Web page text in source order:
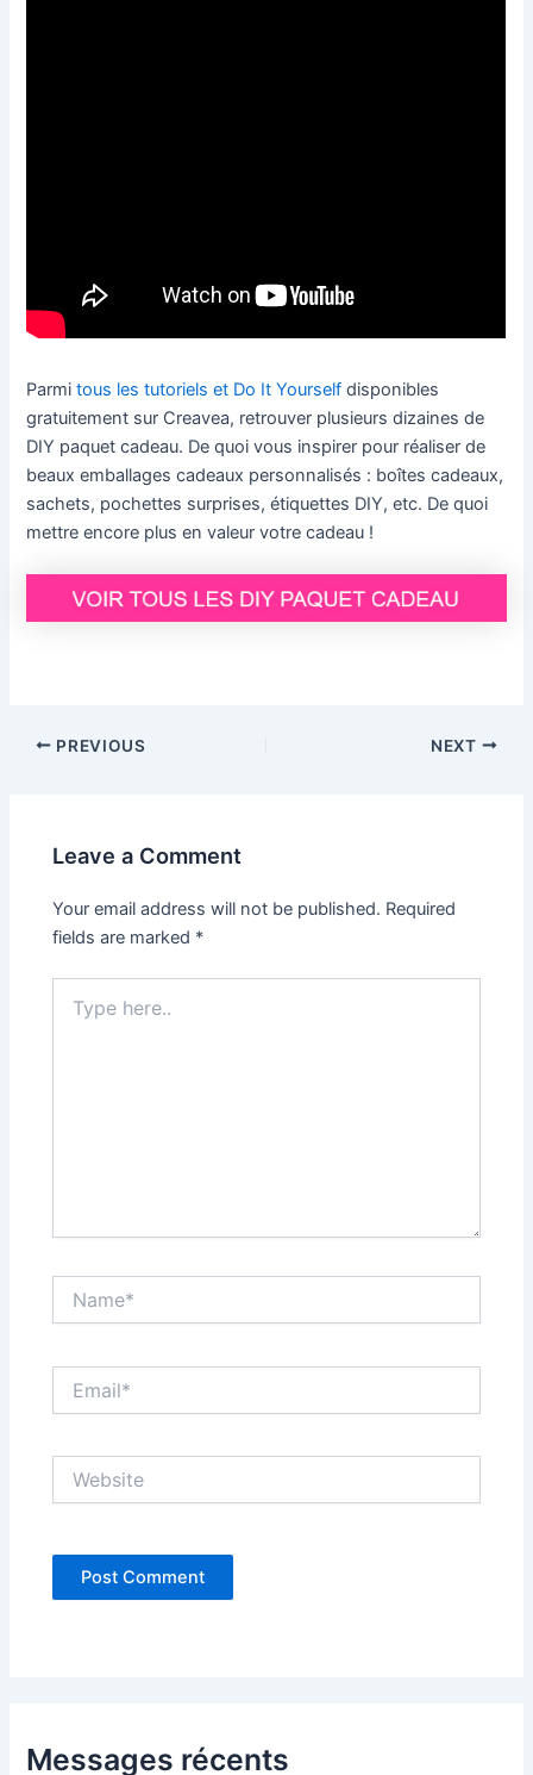
Parmitous les tutoriels et Do It Yourself disponibles
gratuitement sur Creavea, retrouver plusieurs dizaines de
DIY paquet cadeau. De quoi vous inspirer pour réaliser de
beaux emballages cadeaux personnalisés : boîtes cadeaux,
sachets, pochettes surprises, étiquettes DIY, etc. De quoi
mettre encore plus en valeur votre cadeau !
Post
PREVIOUS NEXT
Leave a Comment
Your email address will not be published. Required
fields are marked *
here..
Messages récents